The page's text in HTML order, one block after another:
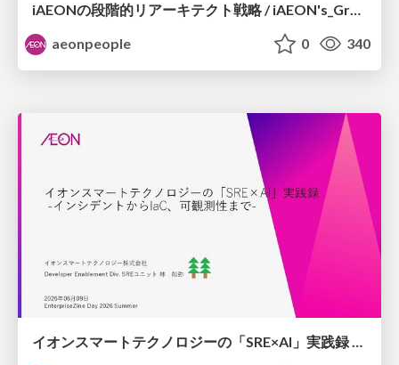
iAEONの段階的リアーキテクト戦略 / iAEON's_Gradual_Re-architecture_Strategy
aeonpeople
0 340